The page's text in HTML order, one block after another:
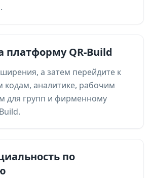
платформу QR-Build
а затем перейдите к
кодам, аналитике, рабочим
для групп и фирменному
по